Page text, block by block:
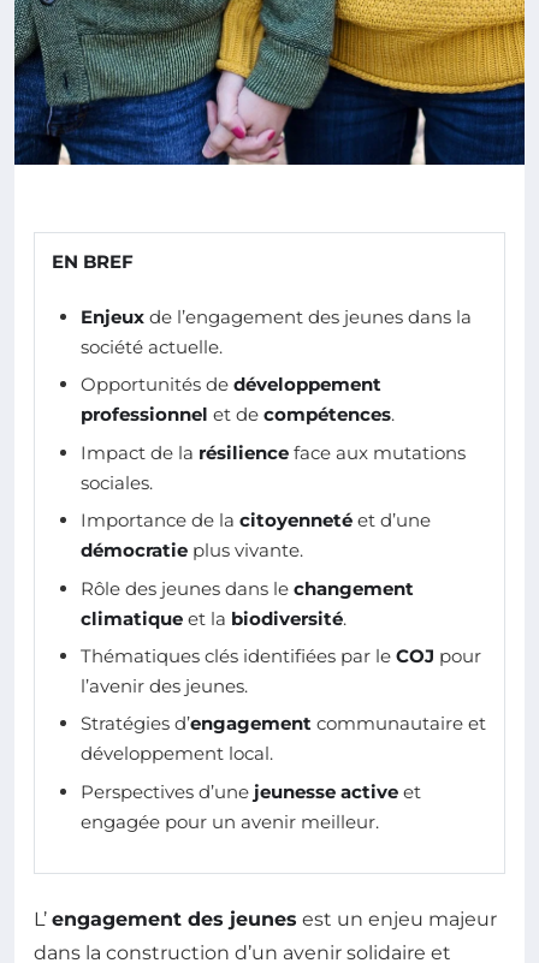
EN BREF
Enjeux de l’engagement des jeunes dans la
société actuelle.
Opportunités de développement
professionnel et de compétences.
Impact de la résilience face aux mutations
sociales.
Importance de la citoyenneté et d’une
démocratie plus vivante.
Rôle des jeunes dans le changement
climatique et la biodiversité.
Thématiques clés identifiées par le COJ pour
l’avenir des jeunes.
Stratégies d’engagement communautaire et
développement local.
Perspectives d’une jeunesse active et
engagée pour un avenir meilleur.
L’ engagement des jeunes est un enjeu majeur
dans la construction d’un avenir solidaire et